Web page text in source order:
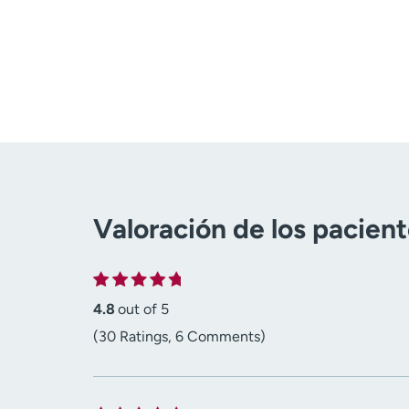
Valoración de los
4.8 out of 5
(30 Ratings, 6 Comments)